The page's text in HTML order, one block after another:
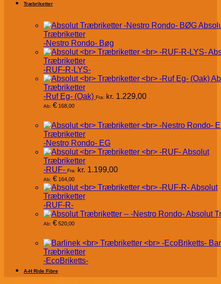
Træbriketter
Træbriketter
-Nestro Rondo- Bøg
Træbriketter
-RUF-R-LYS-
Træbriketter
-Ruf Eg- (Oak) Fra: kr. 1.229,00
Ab: € 168,00
Træbriketter
-Nestro Rondo- EG
Absolut
Træbriketter
-RUF- Fra: kr. 1.199,00
Ab: € 164,00
Absolut
Træbriketter
-RUF-R-
Absolut
Ab: € 520,00
Træbriketter
-EcoBriketts-
A-H Ride Fibre